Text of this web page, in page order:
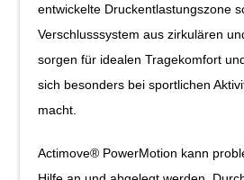
entwickelte Druckentlastungszone
Verschlusssystem aus zirkulären
sorgen für idealen Tragekom­fort
sich besonders bei sportlichen
macht.
Actimove® PowerMotion kann